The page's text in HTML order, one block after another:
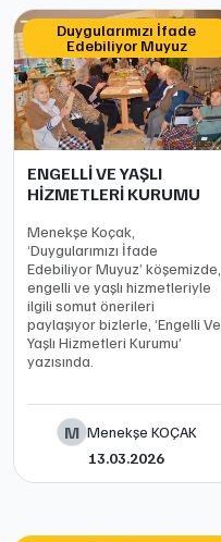
Duygularımızı İfade
Edebiliyor Muyuz
ENGELLİ VE YAŞLI
HİZMETLERİ KURUMU
Menekşe Koçak,
‘Duygularımızı İfade
Edebiliyor Muyuz’ köşemizde,
engelli ve yaşlı hizmetleriyle
ilgili somut önerileri
paylaşıyor bizlerle, ‘Engelli Ve
Yaşlı Hizmetleri Kurumu’
yazısında.
M Menekşe KOÇAK
13.03.2026